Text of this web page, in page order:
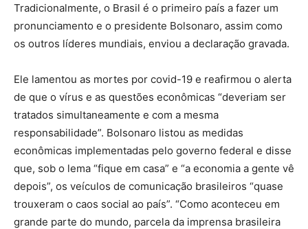
Tradicionalmente, o Brasil é o primeiro país a fazer um
pronunciamento e o presidente Bolsonaro, assim como
os outros líderes mundiais, enviou a declaração gravada.
Ele lamentou as mortes por covid-19 e reafirmou o alerta
de que o vírus e as questões econômicas “deveriam ser
tratados simultaneamente e com a mesma
responsabilidade”. Bolsonaro listou as medidas
econômicas implementadas pelo governo federal e disse
que, sob o lema “fique em casa” e “a economia a gente vê
depois”, os veículos de comunicação brasileiros “quase
trouxeram o caos social ao país”. “Como aconteceu em
grande parte do mundo, parcela da imprensa brasileira